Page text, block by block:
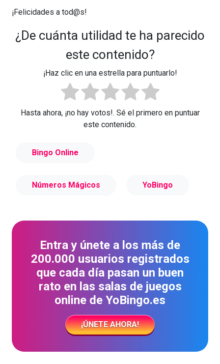
¡Felicidades a tod@s!
¿De cuánta utilidad te ha parecido
este contenido?
¡Haz clic en una estrella para puntuarlo!
Hasta ahora, ¡no hay votos!. Sé el primero en puntuar
este contenido.
Bingo Online
Números Mágicos YoBingo
Entra y únete a los más de
200.000 usuarios registrados
que cada día pasan un buen
rato en las salas de juegos
online de YoBingo.es
¡ÚNETE AHORA!